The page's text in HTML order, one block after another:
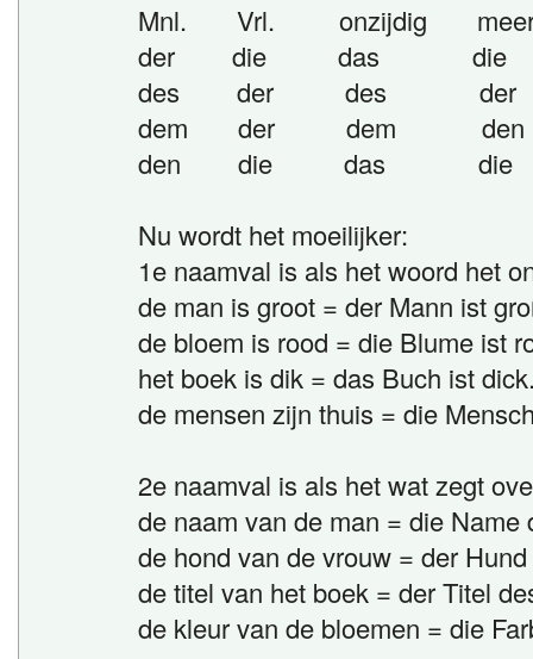
Mnl. Vrl. onzijdig
der die das die
des der des der
dem der dem den
den die das die
Nu wordt het moeilijker:
1e naamval is als het woord het
de man is groot = der Mann ist
de bloem is rood = die Blume ist
het boek is dik = das Buch ist
de mensen zijn thuis = die
2e naamval is als het wat zegt
de naam van de man = die Name
de hond van de vrouw = der
de titel van het boek = der Titel
de kleur van de bloemen = die